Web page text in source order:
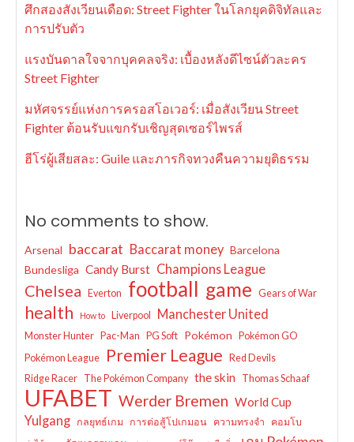
ศึกสองสังเวียนเดือด: Street Fighter ในโลกยุคดิจิทัลและ
การปรับตัว
แรงบันดาลใจจากบุคคลจริง: เบื้องหลังดีไซน์ตัวละคร
Street Fighter
มหัศจรรย์แห่งการครอสโอเวอร์: เมื่อสังเวียน Street
Fighter ต้อนรับแขกรับเชิญสุดเซอร์ไพรส์
ฮีโร่ผู้เสียสละ: Guile และภารกิจทวงคืนความยุติธรรม
No comments to show.
Arsenal baccarat Baccarat money Barcelona
Bundesliga Candy Burst Champions League
Chelsea Everton football game Gears of War
health How to Liverpool Manchester United
Monster Hunter Pac-Man PG Soft Pokémon
Pokémon GO
Pokémon League
Premier League
Red Devils
Ridge Racer The Pokémon Company the skin Thomas Schaaf
UFABET Werder Bremen World Cup
Yulgang กลยุทธ์เกม การต่อสู้โปเกมอน ความทรงจำ คอมโบ